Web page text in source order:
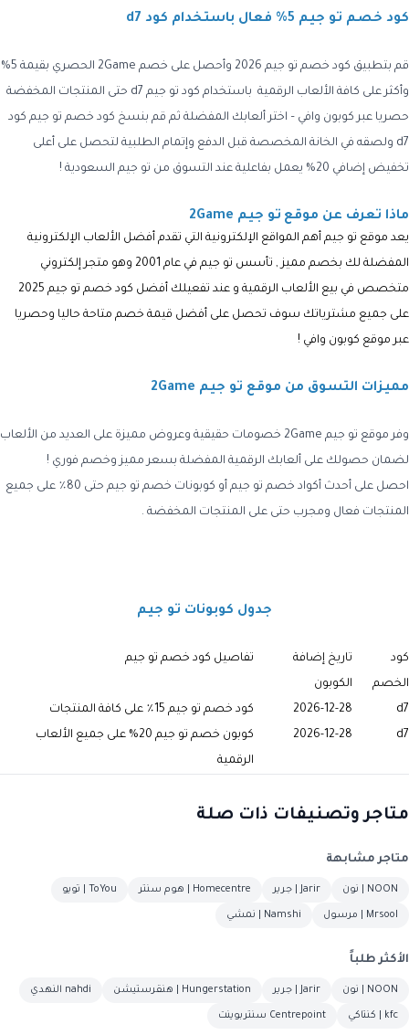
كود خصم تو جيم 5% فعال باستخدام كود d7
قم بتطبيق كود خصم تو جيم 2026 وأحصل على خصم 2Game
الحصري بقيمة 5%
وأكثر على كافة الألعاب الرقمية باستخدام كود تو جيم d7
حتى المنتجات المخفضة
حصريا عبر كوبون وافي – اختر ألعابك المفضلة ثم قم بنسخ كود خصم تو جيم كود
d7 ولصقه في الخانة المخصصة قبل الدفع وإتمام الطلبية لتحصل على أعلى
تخفيض إضافي 20% يعمل بفاعلية عند التسوق من
تو جيم السعودية !
ماذا تعرف عن موقع تو جيم 2Game
يعد موقع تو جيم أهم المواقع الإلكترونية التي تقدم أفضل الألعاب الإلكترونية
المفضلة لك بخصم مميز , تأسس تو جيم في عام 2001 وهو متجر إلكتروني
متخصص في بيع الألعاب الرقمية و عند تفعيلك أفضل كود خصم تو جيم 2025
على جميع مشترياتك سوف تحصل على أفضل قيمة خصم متاحة حاليا وحصريا
عبر موقع كوبون وافي !
مميزات التسوق من موقع تو جيم 2Game
وفر موقع تو جيم 2Game خصومات حقيقية وعروض مميزة على العديد من الألعاب
لضمان حصولك على ألعابك الرقمية المفضلة بسعر مميز وخصم فوري !
احصل على أحدث أكواد خصم تو جيم أو كوبونات خصم تو جيم حتى 80٪ على جميع
المنتجات فعال ومجرب حتى على المنتجات المخفضة .
جدول كوبونات تو جيم
كود
الخصم
تاريخ إضافة
الكوبون
تفاصيل كود خصم تو جيم
d7
2026-12-28
كود خصم تو جيم 15٪ على كافة المنتجات
d7
2026-12-28
كوبون خصم تو جيم 20% على جميع الألعاب
الرقمية
متاجر وتصنيفات ذات صلة
متاجر مشابهة
NOON | نون Jarir | جرير Homecentre | هوم سنتر ToYou | تويو
Mrsool | مرسول Namshi | نمشي
الأكثر طلباً
NOON | نون Jarir | جرير Hungerstation | هنقرستيشن nahdi النهدي
kfc | كنتاكي Centrepoint سنتربوينت